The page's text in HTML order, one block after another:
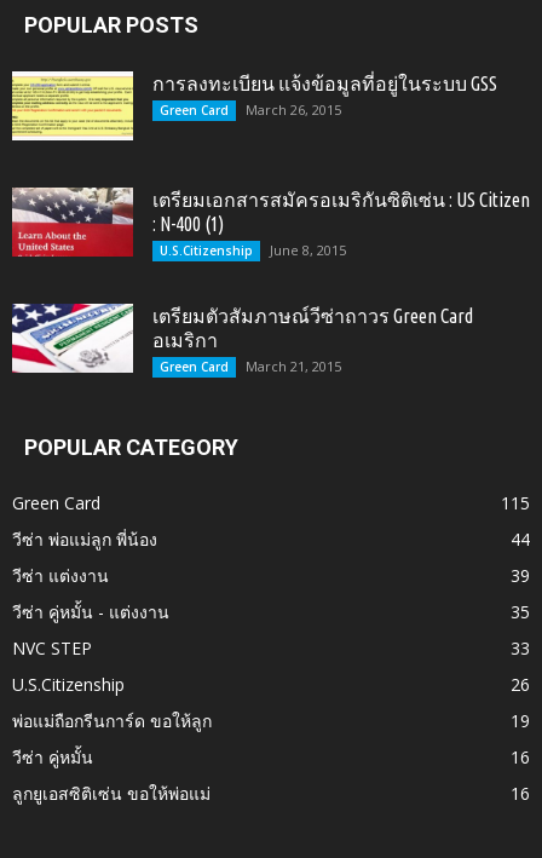
POPULAR POSTS
การลงทะเบียน แจ้งข้อมูลที่อยู่ในระบบ GSS
Green Card March 26, 2015
เตรียมเอกสารสมัครอเมริกันซิติเซ่น : US Citizen
: N-400 (1)
U.S.Citizenship June 8, 2015
เตรียมตัวสัมภาษณ์วีซ่าถาวร Green Card
อเมริกา
Green Card March 21, 2015
POPULAR CATEGORY
Green Card
115
วีซ่า พ่อแม่ลูก พี่น้อง
44
วีซ่า แต่งงาน
39
วีซ่า คู่หมั้น - แต่งงาน
35
NVC STEP
33
U.S.Citizenship
26
พ่อแม่ถือกรีนการ์ด ขอให้ลูก
19
วีซ่า คู่หมั้น
16
ลูกยูเอสซิติเซ่น ขอให้พ่อแม่
16